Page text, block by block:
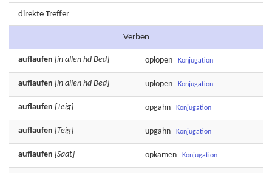
direkte Treffer
Verben
auflaufen [in allen hd Bed] oplopen Konjugation
auflaufen [in allen hd Bed] uplopen Konjugation
auflaufen [Teig] opgahn Konjugation
auflaufen [Teig] upgahn Konjugation
auflaufen [Saat] opkamen Konjugation